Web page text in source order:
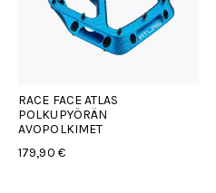
RACE FACE ATLAS
POLKUPYÖRÄN
AVOPOLKIMET
179,90 €